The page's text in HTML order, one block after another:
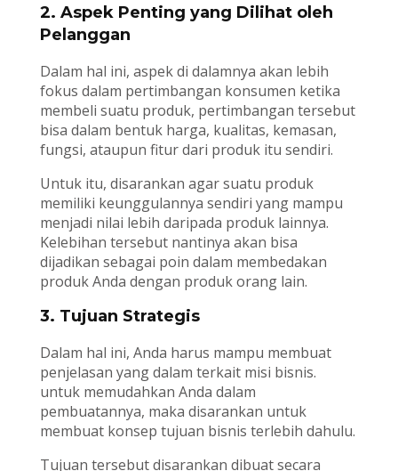
2. Aspek Penting yang Dilihat oleh
Pelanggan
Dalam hal ini, aspek di dalamnya akan lebih
fokus dalam pertimbangan konsumen ketika
membeli suatu produk, pertimbangan tersebut
bisa dalam bentuk harga, kualitas, kemasan,
fungsi, ataupun fitur dari produk itu sendiri.
Untuk itu, disarankan agar suatu produk
memiliki keunggulannya sendiri yang mampu
menjadi nilai lebih daripada produk lainnya.
Kelebihan tersebut nantinya akan bisa
dijadikan sebagai poin dalam membedakan
produk Anda dengan produk orang lain.
3. Tujuan Strategis
Dalam hal ini, Anda harus mampu membuat
penjelasan yang dalam terkait misi bisnis.
untuk memudahkan Anda dalam
pembuatannya, maka disarankan untuk
membuat konsep tujuan bisnis terlebih dahulu.
Tujuan tersebut disarankan dibuat secara